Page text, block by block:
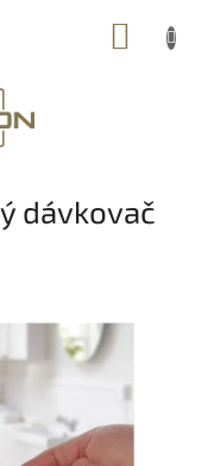
dávkovač